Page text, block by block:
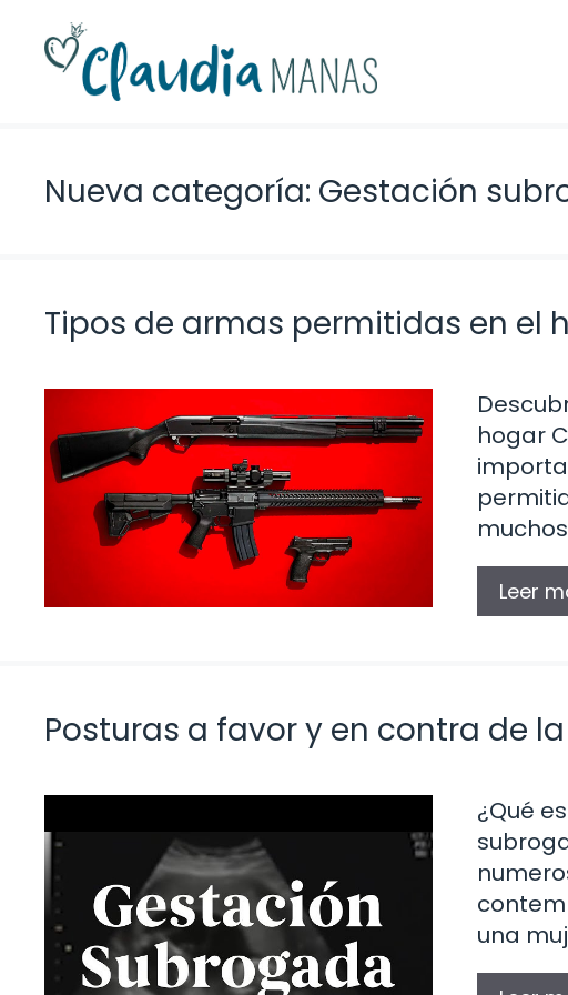
contenido
Nueva categoría: Gestación
Tipos de armas permitidas en el
hogar
Leer
Posturas a favor y en contra de
¿Qué
una